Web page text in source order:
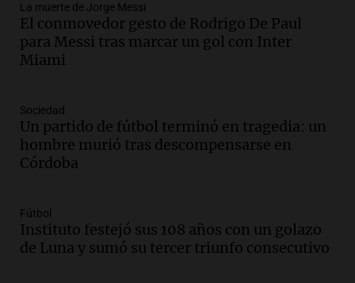
Episodios
Audio.Ley de Propiedad Privada: el revés
en el Congreso expuso una debilidad
comunicacional del Gobierno
Episodios
Audio.Casabindo se prepara para una
celebración única: 30.000 turistas y el
tradicional Toreo de la Vincha
Audio.Borges, abogada de Pourrain:
"Tres hombres se lo llevaron para
hacerle preguntas y nunca regresó"
La muerte de Jorge Messi
El conmovedor gesto de Rodrigo De Paul
para Messi tras marcar un gol con Inter
Miami
Sociedad
Un partido de fútbol terminó en tragedia: un
hombre murió tras descompensarse en
Córdoba
Fútbol
Instituto festejó sus 108 años con un golazo
de Luna y sumó su tercer triunfo consecutivo